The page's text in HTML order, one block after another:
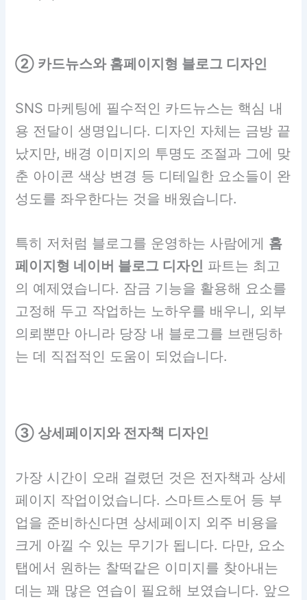
② 카드뉴스와 홈페이지형 블로그 디자인
SNS 마케팅에 필수적인 카드뉴스는 핵심 내
용 전달이 생명입니다. 디자인 자체는 금방 끝
났지만, 배경 이미지의 투명도 조절과 그에 맞
춘 아이콘 색상 변경 등 디테일한 요소들이 완
성도를 좌우한다는 것을 배웠습니다.
특히 저처럼 블로그를 운영하는 사람에게 홈
페이지형 네이버 블로그 디자인 파트는 최고
의 예제였습니다. 잠금 기능을 활용해 요소를
고정해 두고 작업하는 노하우를 배우니, 외부
의뢰뿐만 아니라 당장 내 블로그를 브랜딩하
는 데 직접적인 도움이 되었습니다.
③ 상세페이지와 전자책 디자인
가장 시간이 오래 걸렸던 것은 전자책과 상세
페이지 작업이었습니다. 스마트스토어 등 부
업을 준비하신다면 상세페이지 외주 비용을
크게 아낄 수 있는 무기가 됩니다. 다만, 요소
탭에서 원하는 찰떡같은 이미지를 찾아내는
데는 꽤 많은 연습이 필요해 보였습니다. 앞으